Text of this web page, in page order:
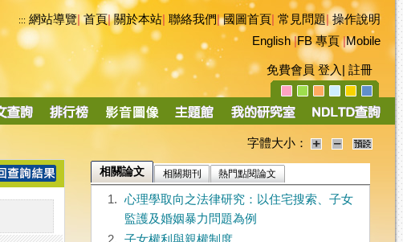
::: 網站導覽|首頁|關於本站 聯絡我們|國圖首頁 常見問題|操作說明
English|FB 專頁|Mobile
免費會員 登入 註冊
字體大小：
相關論文 相關期刊 熱門點閱論文
1.
心理學取向之法律研究：以住宅搜索、子女
監護及婚姻暴力問題為例